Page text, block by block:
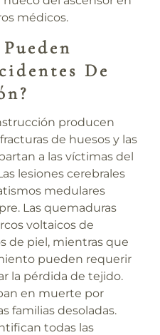
médicos.
De
producen
de huesos y las
a las víctimas del
lesiones cerebrales
medulares
Las quemaduras
voltaicos de
de piel, mientras que
pueden requerir
la pérdida de tejido.
en muerte por
familias desoladas.
todas las